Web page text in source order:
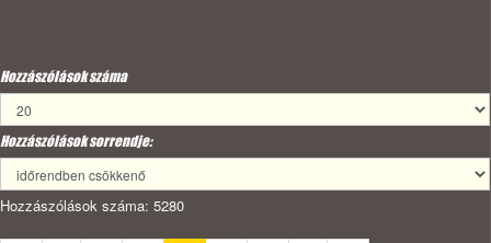
Hozzászólások száma
Hozzászólások sorrendje:
Hozzászólások száma: 5280